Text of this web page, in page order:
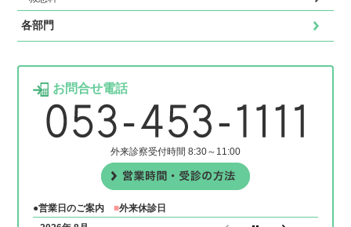
各部門
お問合せ電話
外来診察受付時間 8:30～11:00
●営業日のご案内■外来休診日